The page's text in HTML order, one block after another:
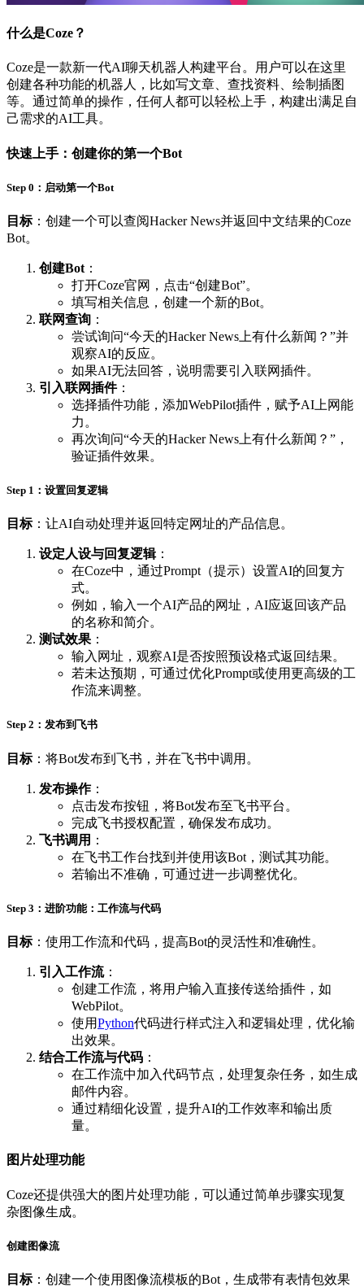
什么是Coze？
Coze是一款新一代AI聊天机器人构建平台。用户可以在这里
创建各种功能的机器人，比如写文章、查找资料、绘制插图
等。通过简单的操作，任何人都可以轻松上手，构建出满足自
己需求的AI工具。
快速上手：创建你的第一个Bot
Step 0：启动第一个Bot
目标：创建一个可以查阅Hacker News并返回中文结果的Coze
Bot。
创建Bot ：
打开Coze官网，点击“创建Bot”。
填写相关信息，创建一个新的Bot。
联网查询 ：
尝试询问“今天的Hacker News上有什么新闻？”并
观察AI的反应。
如果AI无法回答，说明需要引入联网插件。
引入联网插件：
选择插件功能，添加WebPilot插件，赋予AI上网能
力。
再次询问“今天的Hacker News上有什么新闻？”，
验证插件效果。
Step 1：设置回复逻辑
目标：让AI自动处理并返回特定网址的产品信息。
设定人设与回复逻辑：
在Coze中，通过Prompt（提示）设置AI的回复方
式。
例如，输入一个AI产品的网址，AI应返回该产品
的名称和简介。
测试效果 ：
输入网址，观察AI是否按照预设格式返回结果。
若未达预期，可通过优化Prompt或使用更高级的工
作流来调整。
Step 2：发布到飞书
目标：将Bot发布到飞书，并在飞书中调用。
发布操作：
点击发布按钮，将Bot发布至飞书平台。
完成飞书授权配置，确保发布成功。
飞书调用 ：
在飞书工作台找到并使用该Bot，测试其功能。
若输出不准确，可通过进一步调整优化。
Step 3：进阶功能：工作流与代码
目标：使用工作流和代码，提高Bot的灵活性和准确性。
引入工作流：
创建工作流，将用户输入直接传送给插件，如
WebPilot。
使用Python代码进行样式注入和逻辑处理，优化输
出效果。
结合工作流与代码 ：
在工作流中加入代码节点，处理复杂任务，如生成
邮件内容。
通过精细化设置，提升AI的工作效率和输出质
量。
图片处理功能
Coze还提供强大的图片处理功能，可以通过简单步骤实现复
杂图像生成。
创建图像流
目标：创建一个使用图像流模板的Bot，生成带有表情包效果